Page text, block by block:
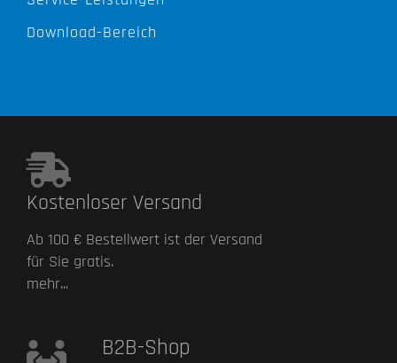
Download-Bereich
Kostenloser Versand
Ab 100 € Bestellwert ist der Versand
für Sie gratis.
mehr...
B2B-Shop